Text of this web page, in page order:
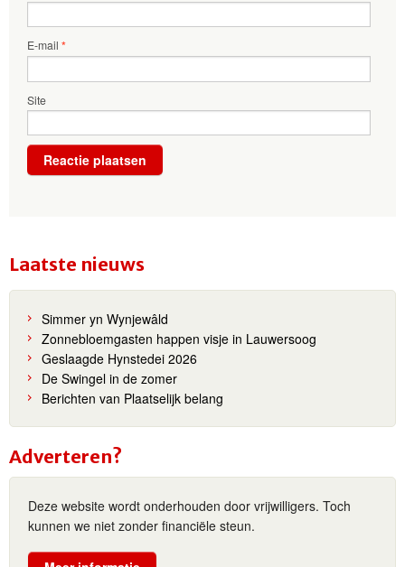
E-mail *
Site
Laatste nieuws
Simmer yn Wynjewâld
Zonnebloemgasten happen visje in Lauwersoog
Geslaagde Hynstedei 2026
De Swingel in de zomer
Berichten van Plaatselijk belang
Adverteren?
Deze website wordt onderhouden door vrijwilligers. Toch
kunnen we niet zonder financiële steun.